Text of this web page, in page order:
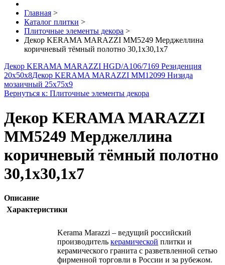
Главная >
Каталог плитки >
Плиточные элементы декора >
Декор KERAMA MARAZZI MM5249 Мерджеллина
коричневый тёмный полотно 30,1х30,1х7
Декор KERAMA MARAZZI HGD/A106/7169 Резиденция
20х50х8Декор KERAMA MARAZZI MM12099 Низида
мозаичный 25х75х9
Вернуться к: Плиточные элементы декора
Декор KERAMA MARAZZI
MM5249 Мерджеллина
коричневый тёмный полотно
30,1х30,1х7
Описание
Характеристики
Kerama Marazzi – ведущий российский
производитель керамической плитки и
керамического гранита с разветвленной сетью
фирменной торговли в России и за рубежом.